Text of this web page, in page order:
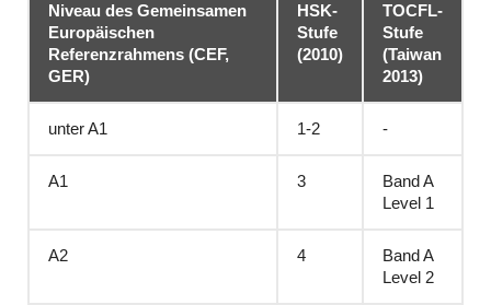
Niveau des Gemeinsamen
Europäischen
Referenzrahmens (CEF,
GER)
HSK-
Stufe
(2010)
TOCFL-
Stufe
(Taiwan
2013)
unter A1 1-2 -
A1 3
Band A
Level 1
A2 4
Band A
Level 2